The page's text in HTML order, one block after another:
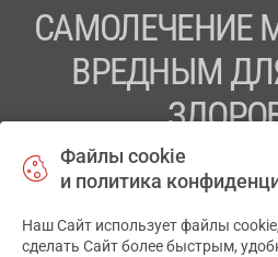
САМОЛЕЧЕНИЕ
ВРЕДНЫМ
ПЕРЕД
ТОВ «АПТЕКА 911.ЮА»
Файлы cookie
и политика
Наш Сайт использует файлы
сделать Сайт более быстрым,